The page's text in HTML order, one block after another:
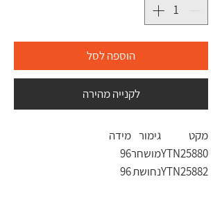
הוספה לסל
לקנייה מהירה
מקט גימור מידה
YTN25880מושחר96
YTN25882נחושת96